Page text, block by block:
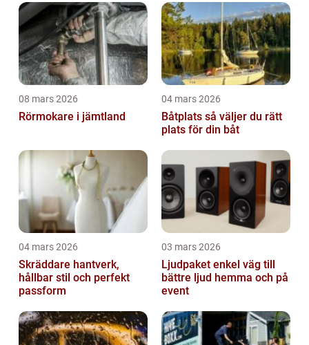
08 mars 2026
Rörmokare i jämtland
04 mars 2026
Båtplats så väljer du rätt
plats för din båt
04 mars 2026
Skräddare hantverk,
hållbar stil och perfekt
passform
03 mars 2026
Ljudpaket enkel väg till
bättre ljud hemma och på
event